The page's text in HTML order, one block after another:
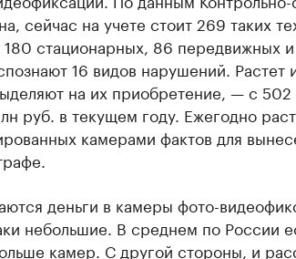
сейчас на учете стоит 269 таких
стационарных, 86 передвижных
16 видов нарушений. Растет
на их приобретение, — с
руб. в текущем году. Ежегодно
камерами фактов для
деньги в камеры фото-
небольшие. В среднем по России
камер. С другой стороны, и